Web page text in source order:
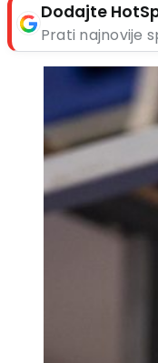
Dodajte
Prati najnovije